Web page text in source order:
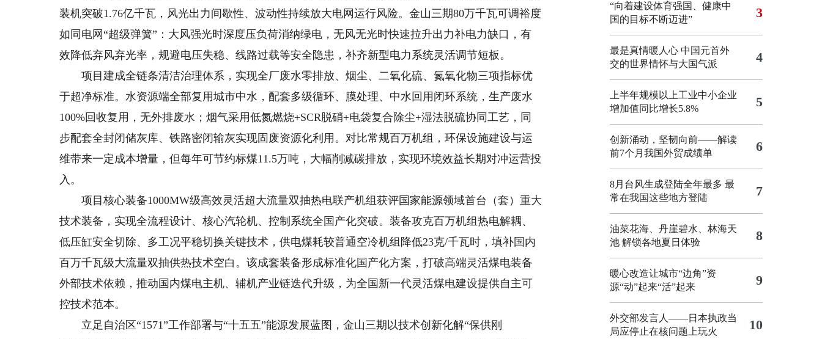
装机突破1.76亿千瓦，风光出力间歇性、波动性持续放大电网运行风险。金山三期80万千瓦可调裕度
如同电网“超级弹簧”：大风强光时深度压负荷消纳绿电，无风无光时快速拉升出力补电力缺口，有
效降低弃风弃光率，规避电压失稳、线路过载等安全隐患，补齐新型电力系统灵活调节短板。
项目建成全链条清洁治理体系，实现全厂废水零排放、烟尘、二氧化硫、氮氧化物三项指标优
于超净标准。水资源端全部复用城市中水，配套多级循环、膜处理、中水回用闭环系统，生产废水
100%回收复用，无外排废水；烟气采用低氮燃烧+SCR脱硝+电袋复合除尘+湿法脱硫协同工艺，同
步配套全封闭储灰库、铁路密闭输灰实现固废资源化利用。对比常规百万机组，环保设施建设与运
维带来一定成本增量，但每年可节约标煤11.5万吨，大幅削减碳排放，实现环境效益长期对冲运营投
入。
项目核心装备1000MW级高效灵活超大流量双抽热电联产机组获评国家能源领域首台（套）重大
技术装备，实现全流程设计、核心汽轮机、控制系统全国产化突破。装备攻克百万机组热电解耦、
低压缸安全切除、多工况平稳切换关键技术，供电煤耗较普通空冷机组降低23克/千瓦时，填补国内
百万千瓦级大流量双抽供热技术空白。该成套装备形成标准化国产化方案，打破高端灵活煤电装备
外部技术依赖，推动国内煤电主机、辅机产业链迭代升级，为全国新一代灵活煤电建设提供自主可
控技术范本。
立足自治区“1571”工作部署与“十五五”能源发展蓝图，金山三期以技术创新化解“保供刚
“向着建设体育强国、健康中
国的目标不断迈进”
3
最是真情暖人心 中国元首外
交的世界情怀与大国气派
4
上半年规模以上工业中小企业
增加值同比增长5.8%
5
创新涌动，坚韧向前——解读
前7个月我国外贸成绩单
6
8月台风生成登陆全年最多 最
常在我国这些地方登陆
7
油菜花海、丹崖碧水、林海天
池 解锁各地夏日体验
8
暖心改造让城市“边角”资
源“动”起来“活”起来
9
外交部发言人——日本执政当
局应停止在核问题上玩火
10